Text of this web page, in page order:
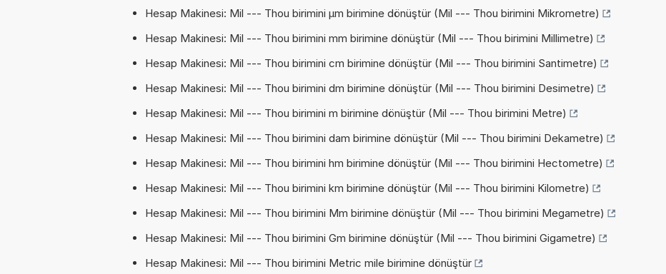
Hesap Makinesi: Mil --- Thou birimini µm birimine dönüştür (Mil --- Thou birimini Mikrometre)
Hesap Makinesi: Mil --- Thou birimini mm birimine dönüştür (Mil --- Thou birimini Millimetre)
Hesap Makinesi: Mil --- Thou birimini cm birimine dönüştür (Mil --- Thou birimini Santimetre)
Hesap Makinesi: Mil --- Thou birimini dm birimine dönüştür (Mil --- Thou birimini Desimetre)
Hesap Makinesi: Mil --- Thou birimini m birimine dönüştür (Mil --- Thou birimini Metre)
Hesap Makinesi: Mil --- Thou birimini dam birimine dönüştür (Mil --- Thou birimini Dekametre)
Hesap Makinesi: Mil --- Thou birimini hm birimine dönüştür (Mil --- Thou birimini Hectometre)
Hesap Makinesi: Mil --- Thou birimini km birimine dönüştür (Mil --- Thou birimini Kilometre)
Hesap Makinesi: Mil --- Thou birimini Mm birimine dönüştür (Mil --- Thou birimini Megametre)
Hesap Makinesi: Mil --- Thou birimini Gm birimine dönüştür (Mil --- Thou birimini Gigametre)
Hesap Makinesi: Mil --- Thou birimini Metric mile birimine dönüştür